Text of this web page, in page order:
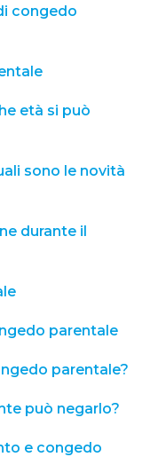
congedo
età si può
sono le novità
durante il
parentale
parentale​?
può negarlo?
e congedo